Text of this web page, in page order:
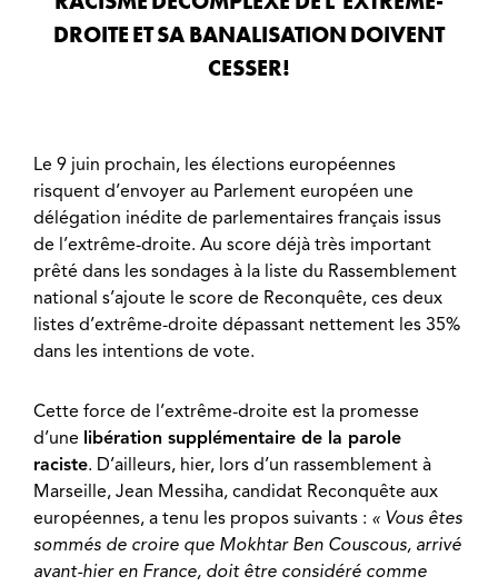
DROITE ET SA BANALISATION DOIVENT
CESSER!
Le 9 juin prochain, les élections européennes
risquent d’envoyer au Parlement européen une
délégation inédite de parlementaires français issus
de l’extrême-droite. Au score déjà très important
prêté dans les sondages à la liste du Rassemblement
national s’ajoute le score de Reconquête, ces deux
listes d’extrême-droite dépassant nettement les 35%
dans les intentions de vote.
Cette force de l’extrême-droite est la promesse
d’une libération supplémentaire de la parole
raciste. D’ailleurs, hier, lors d’un rassemblement à
Marseille, Jean Messiha, candidat Reconquête aux
européennes, a tenu les propos suivants : « Vous êtes
sommés de croire que Mokhtar Ben Couscous, arrivé
avant-hier en France, doit être considéré comme